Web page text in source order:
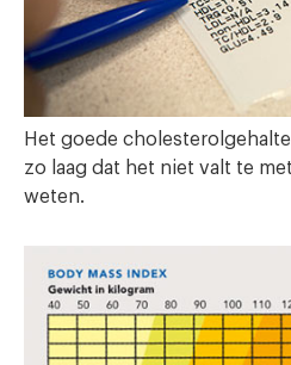
Het goede
zo laag dat het niet valt te
weten.